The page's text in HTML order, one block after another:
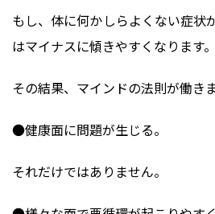
もし、体に何かしらよくない症状
はマイナスに傾きやすくなります。
その結果、マインドの法則が働きま
●健康面に問題が生じる。
それだけではありません。